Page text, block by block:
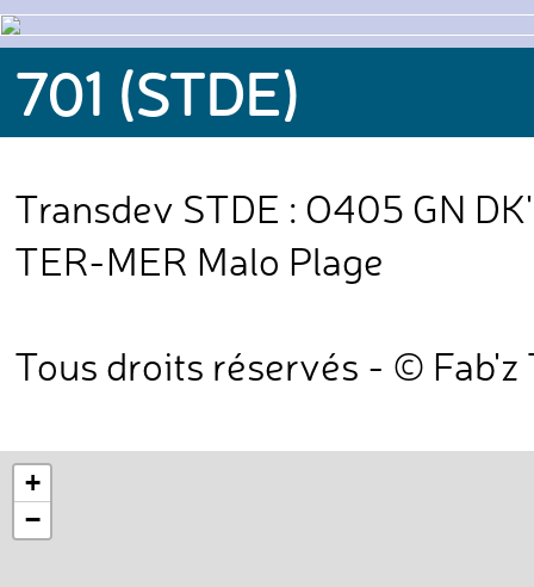
701 (STDE)
Transdev STDE : O405 GN
TER-MER Malo Plage
Tous droits réservés - © Fab'z
+
−